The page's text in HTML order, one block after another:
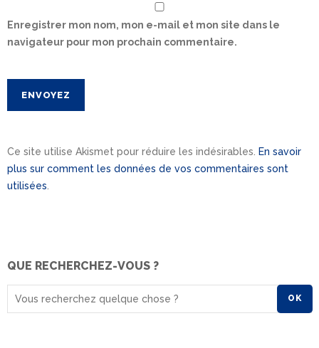
Enregistrer mon nom, mon e-mail et mon site dans le
navigateur pour mon prochain commentaire.
Ce site utilise Akismet pour réduire les indésirables.
En savoir
plus sur comment les données de vos commentaires sont
utilisées
QUE RECHERCHEZ-VOUS ?
OK